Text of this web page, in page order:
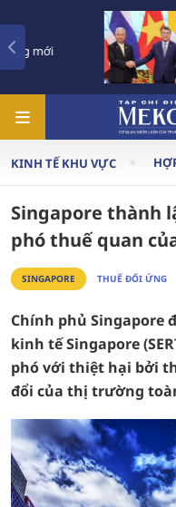
TIÊU ĐIỂM
Việt Nam
Chiến
KINH TẾ KHU VỰC
Singapore thành
phó thuế quan
SINGAPORE THUẾ ĐỐI ỨNG
Chính phủ Singapore
kinh tế Singapore
phó với thiệt hại bởi
đổi của thị trường